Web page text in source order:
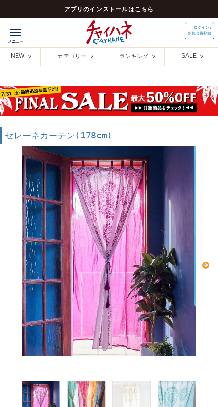
アプリのインストールはこちら
ログイン /
新規会員登録
NEW カテゴリー ランキング SALE
セレーネカーテン(178cm)